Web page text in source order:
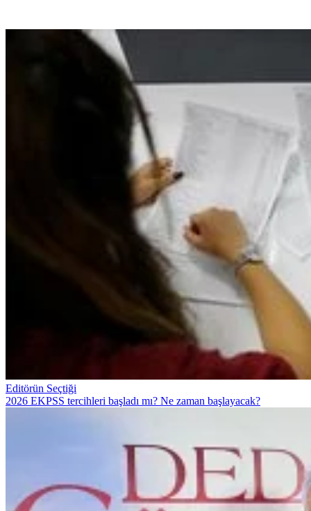
Editörün Seçtiği
2026 EKPSS tercihleri başladı mı? Ne zaman başlayacak?